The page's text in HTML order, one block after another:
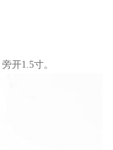
开1.5寸。